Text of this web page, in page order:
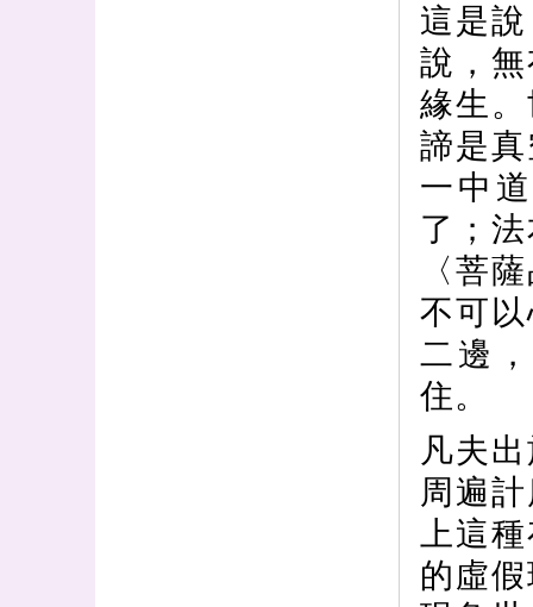
這是
說，
緣生
諦是
一中
了；
〈菩
不可
二邊
住。
凡夫
周遍
上這
的虛